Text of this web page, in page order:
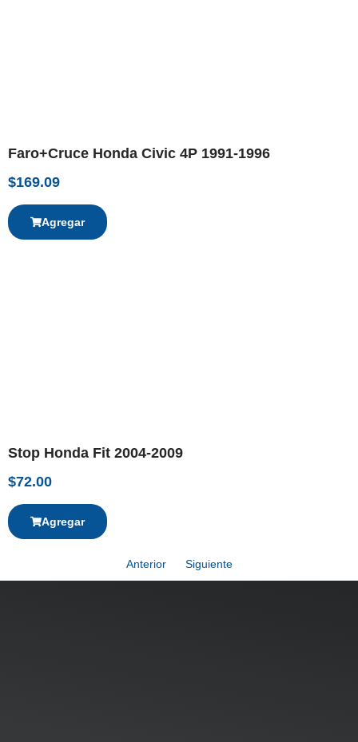
Faro+Cruce Honda Civic 4P 1991-1996
$169.09
Agregar
Stop Honda Fit 2004-2009
$72.00
Agregar
Anterior Siguiente